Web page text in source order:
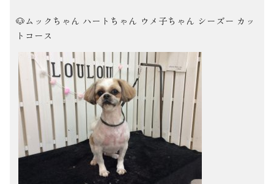
🐶ムックちゃん ハートちゃん ウメ子ちゃん シーズー カッ
トコース